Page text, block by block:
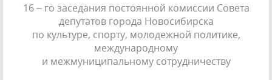
16 – го заседания постоянной комиссии Совета
депутатов города Новосибирска
по культуре, спорту, молодежной политике,
международному
и межмуниципальному сотрудничеству